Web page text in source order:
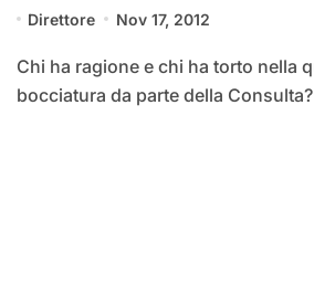
Direttore Nov 17, 2012
Chi ha ragione e chi ha torto nella querelle intorno alla
bocciatura da parte della Consulta?